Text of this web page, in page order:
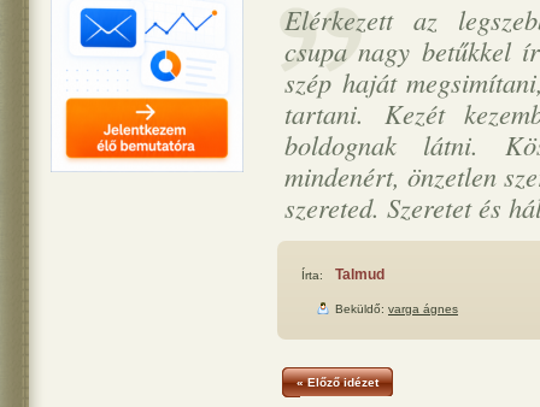
Elérkezett az
csupa nagy betűkkel
szép haját
tartani. Kezét
boldognak látni.
mindenért, önzetlen
szereted. Szeretet és
Írta: Talmud
Beküldő: varga ágnes
« Előző idézet